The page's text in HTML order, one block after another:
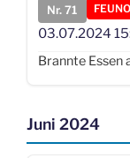
Nr. 71
03.07.2024
Brannte Essen
Juni 2024